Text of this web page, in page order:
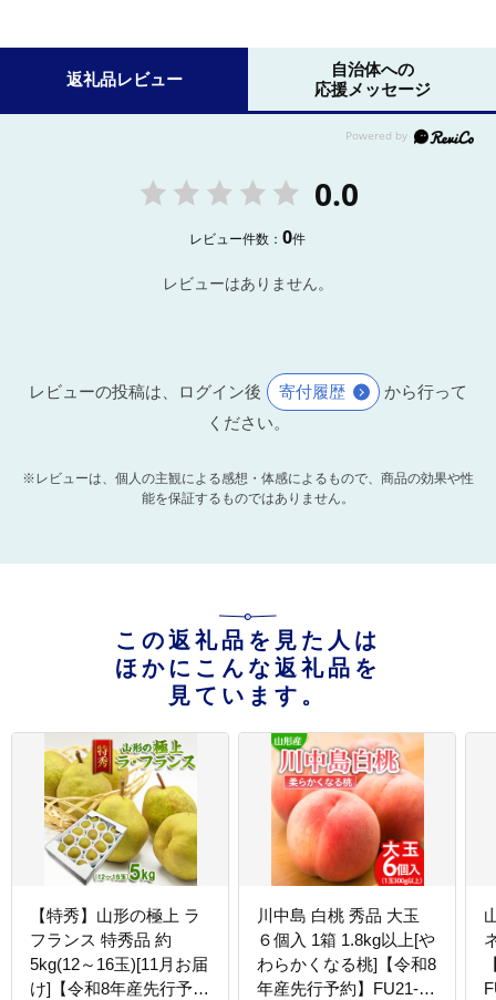
返礼品レビュー
自治体への
応援メッセージ
0.0
レビュー件数：0件
レビューはありません。
レビューの投稿は、ログイン後 寄付履歴
から行って
ください。
※レビューは、個人の主観による感想・体感によるもので、商品の効果や性
能を保証するものではありません。
この返礼品を見た人は
ほかにこんな返礼品を
見ています。
【特秀】山形の極上 ラ
フランス 特秀品 約
5kg(12～16玉)[11月お届
け]【令和8年産先行予
川中島 白桃 秀品 大玉
６個入 1箱 1.8kg以上[や
わらかくなる桃]【令和8
年産先行予約】FU21-